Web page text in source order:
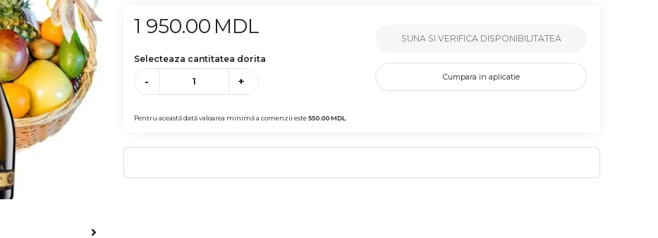
1 950.00 MDL
Selecteaza cantitatea dorita
- +
Pentru această dată valoarea minimă a comenzii este550.00MDL
SUNA SI VERIFICA DISPONIBILITATEA
Cumpara in aplicatie